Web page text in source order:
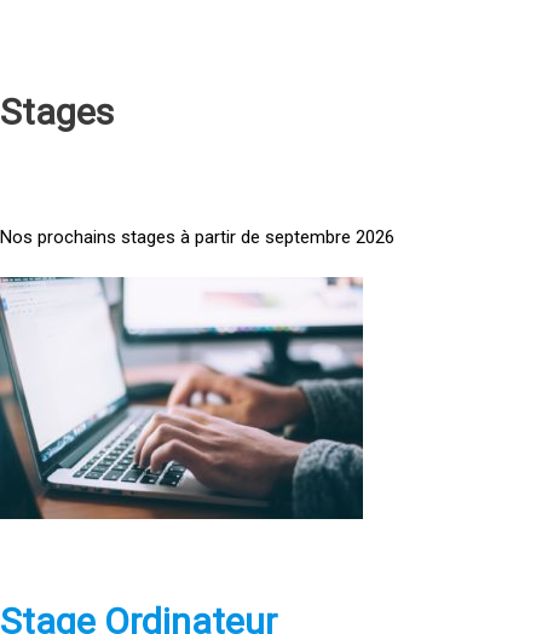
Stages
Nos prochains stages à partir de septembre 2026
<
a
h
e
f
pStage Ordinateur